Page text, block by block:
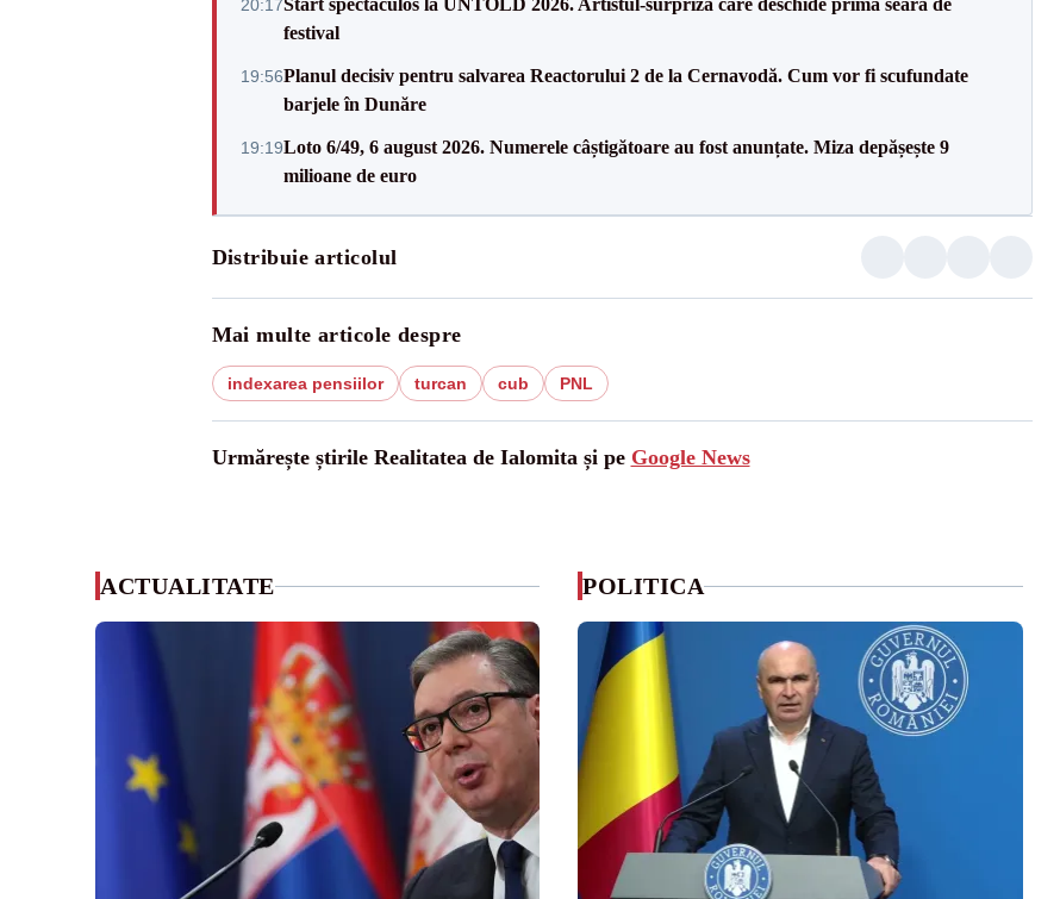
20:17Start spectaculos la UNTOLD 2026. Artistul-surpriză care deschide prima seară de
festival
19:56Planul decisiv pentru salvarea Reactorului 2 de la Cernavodă. Cum vor fi scufundate
barjele în Dunăre
19:19Loto 6/49, 6 august 2026. Numerele câștigătoare au fost anunțate. Miza depășește 9
milioane de euro
Distribuie articolul
Mai multe articole despre
indexarea pensiilor turcan cub PNL
Urmărește știrile Realitatea de Ialomita și pe Google News
ACTUALITATE POLITICA